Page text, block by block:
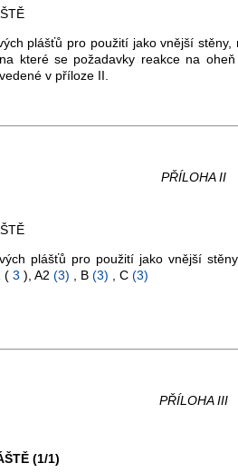
plášťů pro použití jako vnější
které se požadavky reakce na
v příloze II.
PŘÍLOHA II
plášťů pro použití jako vnější
( 3 ), A2 (3) , B (3) , C (3)
PŘÍLOHA III
(1/1)